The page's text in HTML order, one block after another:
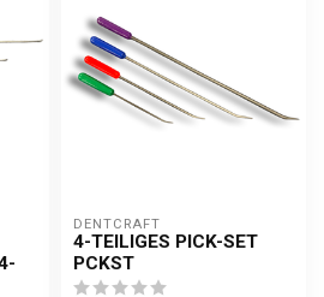
DENTCRAFT
4-TEILIGES PICK-SET
PCKST